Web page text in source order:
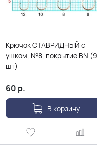
Крючок СТАВРИДНЫЙ с
ушком, №8, покрытие BN (9
шт)
60 р.
В корзину